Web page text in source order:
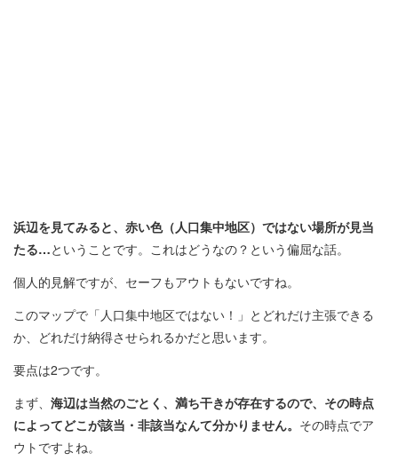
浜辺を見てみると、赤い色（人口集中地区）ではない場所が見当
たる…ということです。これはどうなの？という偏屈な話。
個人的見解ですが、セーフもアウトもないですね。
このマップで「人口集中地区ではない！」とどれだけ主張できる
か、どれだけ納得させられるかだと思います。
要点は2つです。
まず、 海辺は当然のごとく、満ち干きが存在するので、その時点
によってどこが該当・非該当なんて分かりません。 その時点でア
ウトですよね。